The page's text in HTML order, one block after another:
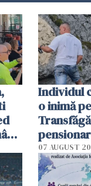
Individul
o inimă pe
Poliția l-
07 AUGUST